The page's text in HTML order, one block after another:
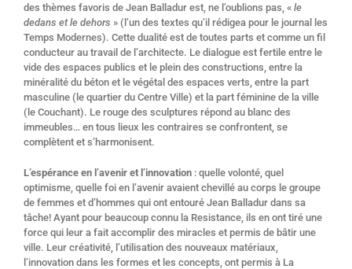
des thèmes favoris de Jean Balladur est, ne l’oublions pas, « le
dedans et le dehors » (l’un des textes qu’il rédigea pour le journal les
Temps Modernes). Cette dualité est de toutes parts et comme un fil
conducteur au travail de l’architecte. Le dialogue est fertile entre le
vide des espaces publics et le plein des constructions, entre la
minéralité du béton et le végétal des espaces verts, entre la part
masculine (le quartier du Centre Ville) et la part féminine de la ville
(le Couchant). Le rouge des sculptures répond au blanc des
immeubles… en tous lieux les contraires se confrontent, se
complètent et s’harmonisent.
L’espérance en l’avenir et l’innovation : quelle volonté, quel
optimisme, quelle foi en l’avenir avaient chevillé au corps le groupe
de femmes et d’hommes qui ont entouré Jean Balladur dans sa
tâche! Ayant pour beaucoup connu la Resistance, ils en ont tiré une
force qui leur a fait accomplir des miracles et permis de bâtir une
ville. Leur créativité, l’utilisation des nouveaux matériaux,
l’innovation dans les formes et les concepts, ont permis à La